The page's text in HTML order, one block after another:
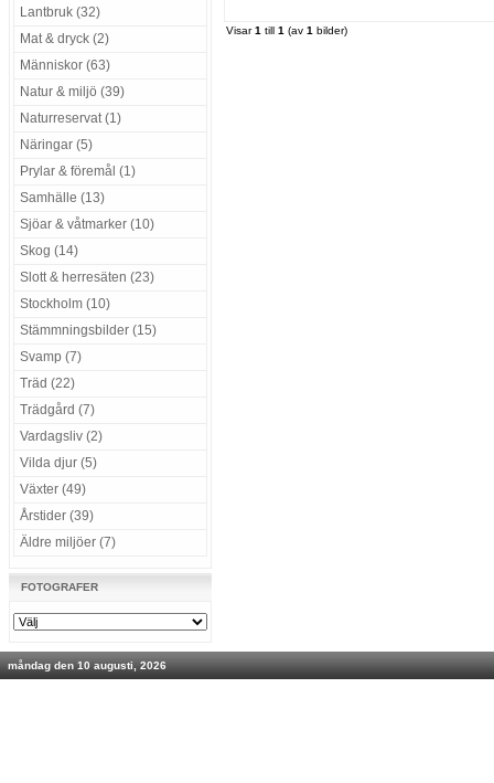
Lantbruk (32)
Mat & dryck (2)
Människor (63)
Natur & miljö (39)
Naturreservat (1)
Näringar (5)
Prylar & föremål (1)
Samhälle (13)
Sjöar & våtmarker (10)
Skog (14)
Slott & herresäten (23)
Stockholm (10)
Stämmningsbilder (15)
Svamp (7)
Träd (22)
Trädgård (7)
Vardagsliv (2)
Vilda djur (5)
Växter (49)
Årstider (39)
Äldre miljöer (7)
FOTOGRAFER
Visar1 till 1 (av 1 bilder)
måndag den 10 augusti, 2026